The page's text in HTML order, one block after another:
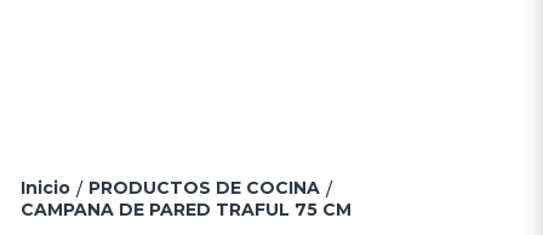
Inicio / PRODUCTOS DE COCINA /
CAMPANA DE PARED TRAFUL 75 CM